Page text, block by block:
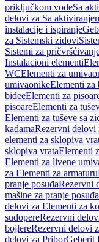
priključkom vodeSa
delovi za Sa
instalacije i ispiranje
za Sistemski zidovi
Sistemi za
Instalacioni elementi
WCElementi za
umivaonikeElementi za
bideeElementi za
pisoareElementi za
Elementi za tuševe sa
kadamaRezervni delovi
elementi za sklopiva
sklopiva vrataElementi
Elementi za livene
za Elementi za armaturu
pranje posuđaRezervni
mašine za pranje posuđa
delovi za Elementi za
sudopereRezervni
bojlereRezervni delovi
delovi za PriborGeberit